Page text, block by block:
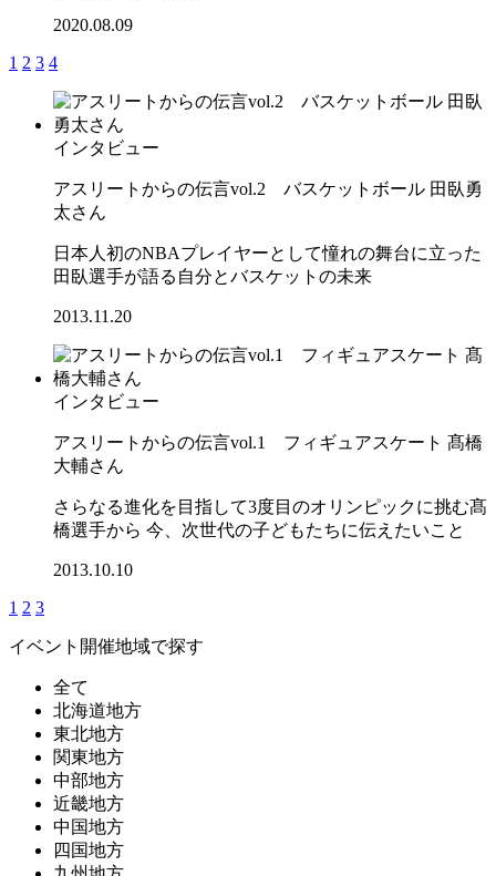
2020.08.09
1 2 3 4
インタビュー
アスリートからの伝言vol.2 バスケットボール 田臥勇
太さん
日本人初のNBAプレイヤーとして憧れの舞台に立った
田臥選手が語る自分とバスケットの未来
2013.11.20
インタビュー
アスリートからの伝言vol.1 フィギュアスケート 髙橋
大輔さん
さらなる進化を目指して3度目のオリンピックに挑む髙
橋選手から 今、次世代の子どもたちに伝えたいこと
2013.10.10
1 2 3
イベント開催地域で探す
全て
北海道地方
東北地方
関東地方
中部地方
近畿地方
中国地方
四国地方